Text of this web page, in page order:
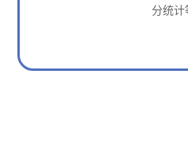
分统计